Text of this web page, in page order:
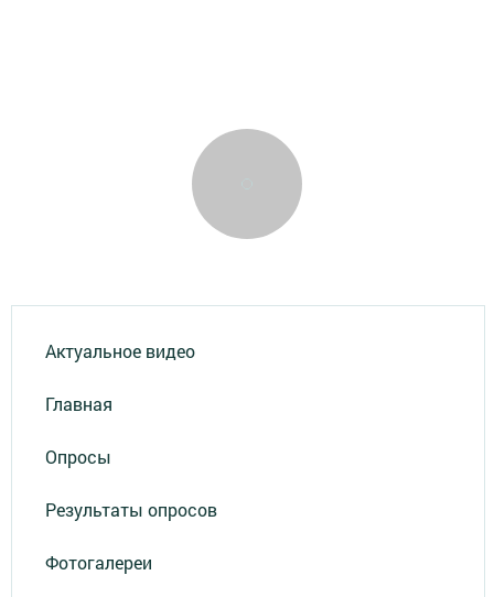
Актуальное видео
Главная
Опросы
Результаты опросов
Фотогалереи